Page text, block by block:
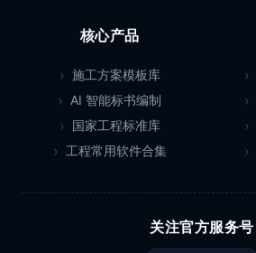
核心产品
施工方案模板库
AI 智能标书编制
国家工程标准库
工程常用软件合集
关注官方服务号